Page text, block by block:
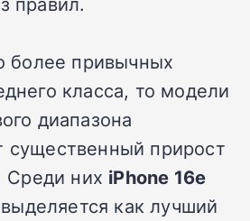
более привычных
класса, то модели
диапазона
существенный прирост
Среди них iPhone 16e
как лучший